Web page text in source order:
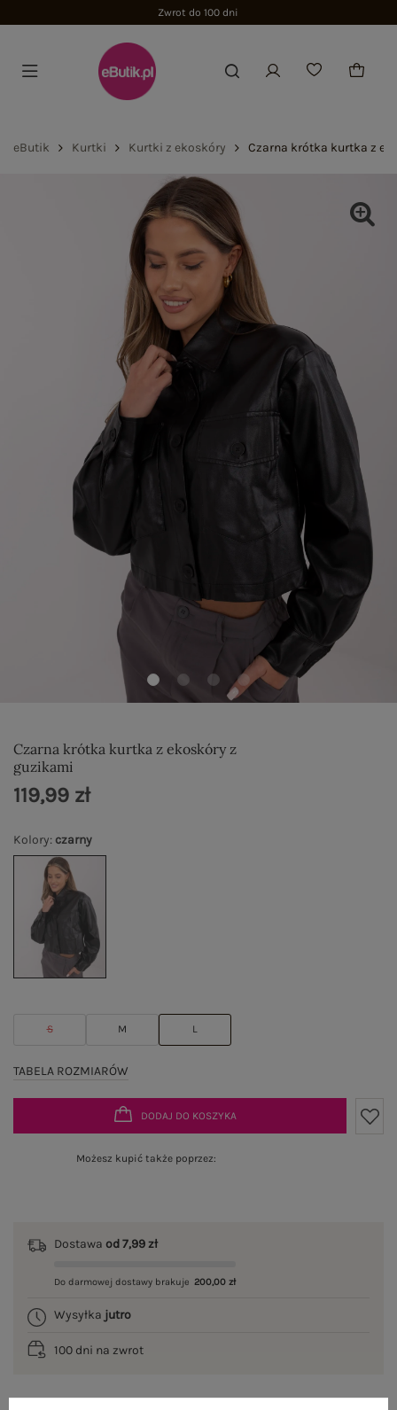
Zwrot do 100 dni
eButik Kurtki Kurtki z ekoskóry Czarna krótka kurtka z
Czarna krótka kurtka z ekoskóry z
guzikami
Kolory: czarny
S M L
TABELA ROZMIARÓW
119,99 zł
DODAJ DO KOSZYKA
Możesz kupić także poprzez:
Dostawa od 7,99 zł
Do darmowej dostawy brakuje 200,00 zł
Wysyłka jutro
100 dni na zwrot